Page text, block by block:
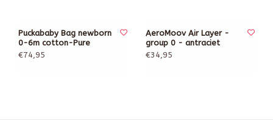
Puckababy Bag newborn
0-6m cotton-Pure
€74,95
AeroMoov Air Layer -
group 0 - antraciet
€34,95